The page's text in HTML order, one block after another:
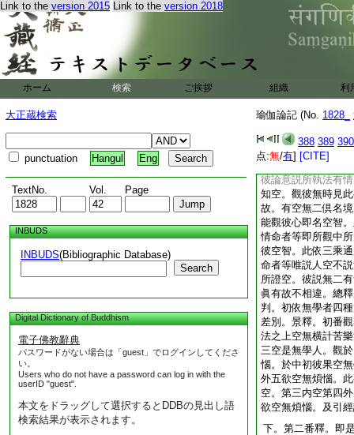
Link to the version 2015 Link to the version 2018
ホーム 検索 ご挨拶 組織 利
大正蔵検索
punctuation Hangul Eng
TextNo. Vol. Page
INBUDS
INBUDS(Bibliographic Database)
Search
Digital Dictionary of Buddhism
電子佛教辭典
パスワードがない場合は「guest」でログインしてくださ
い。
Users who do not have a password can log in with the
userID "guest".
本文をドラッグして選択するとDDBの見出し語
検索結果が表示されます。
瑜伽論記 (No. 1828_
388 389 390
点:無/有] [CITE]
有十一。下解十門
摩地中文分爲三。
次明三摩地行別境
難。初之一門安立
略有四種下。總釋
空有二種。一所知
遍計所執性中此二
性。於諸法中所執
性有即是所執性無
之性名所知空。空
彼論意説所執法有
知空。觀彼無時見
故。有空無二倶名
能觀彼心即名空智
情命者等即所觀中
彼空智。此依三乘
命者等唯説人空不
所證空。彼説無二
眞有故不相違。總
判。初依無學者四
差別。景釋。初番
法之上空無横計苦
三空是無學人。觀
惱。於中初彼果空
外五欲空無煩惱。
空。第三内空第四
欲空無煩惱。及引
下。第二番釋。即